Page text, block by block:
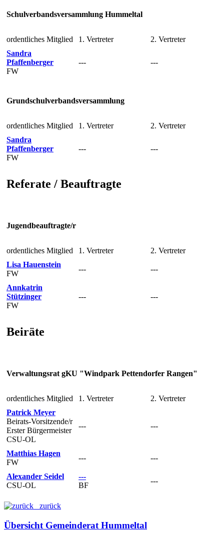
Schulverbandsversammlung Hummeltal
ordentliches Mitglied 1. Vertreter
2. Vertreter
Sandra
Pfaffenberger
FW
--- ---
Grundschulverbandsversammlung
ordentliches Mitglied 1. Vertreter
2. Vertreter
Sandra
Pfaffenberger
FW
--- ---
Referate / Beauftragte
Jugendbeauftragte/r
ordentliches Mitglied 1. Vertreter
2. Vertreter
Lisa Hauenstein
FW
--- ---
Annkatrin
Stützinger
FW
--- ---
Beiräte
Verwaltungsrat gKU "Windpark Pettendorfer Rangen"
ordentliches Mitglied 1. Vertreter
2. Vertreter
Patrick Meyer
Beirats-Vorsitzende/r
Erster Bürgermeister
CSU-OL
--- ---
Matthias Hagen
FW
--- ---
Alexander Seidel
CSU-OL
---
BF
---
zurück
Übersicht Gemeinderat Hummeltal